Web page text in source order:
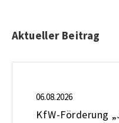
Aktueller Beitrag
06.08.2026